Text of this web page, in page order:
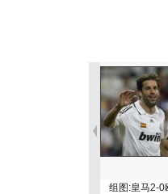
组图:皇马2-0